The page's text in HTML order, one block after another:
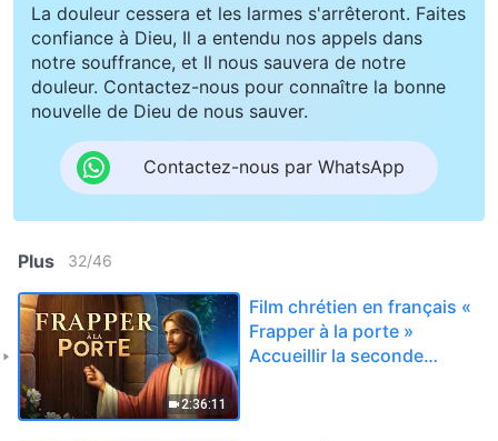
La douleur cessera et les larmes s'arrêteront. Faites
confiance à Dieu, Il a entendu nos appels dans
notre souffrance, et Il nous sauvera de notre
douleur. Contactez-nous pour connaître la bonne
nouvelle de Dieu de nous sauver.
Contactez-nous par WhatsApp
Plus 32/46
2:36:11
Film chrétien en français «
Frapper à la porte »
Accueillir la seconde